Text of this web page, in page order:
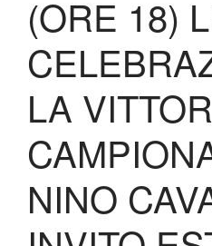
(ORE 18)
LA
NINO